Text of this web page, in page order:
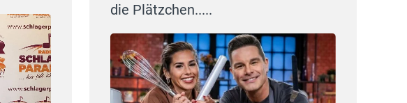
die Plätzchen.....